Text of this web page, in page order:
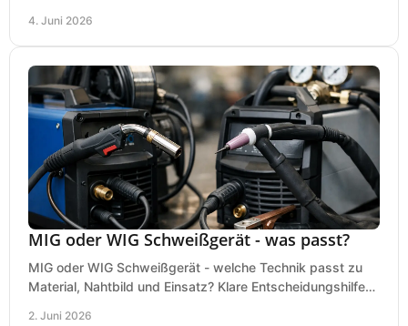
4. Juni 2026
MIG oder WIG Schweißgerät - was passt?
MIG oder WIG Schweißgerät - welche Technik passt zu
Material, Nahtbild und Einsatz? Klare Entscheidungshilfe
2. Juni 2026